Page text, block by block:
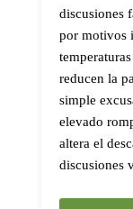
discusiones
por motivos
reducen la
simple
elevado
altera el
discusiones